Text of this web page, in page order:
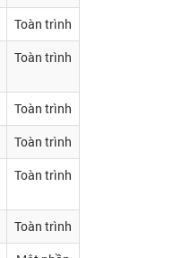
Toàn trình
Toàn trình
Toàn trình
Toàn trình
Toàn trình
Toàn trình